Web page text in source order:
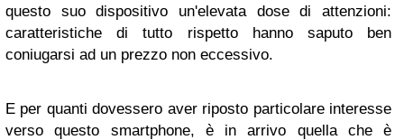
questo suo dispositivo un'elevata dose di attenzioni:
caratteristiche di tutto rispetto hanno saputo ben
coniugarsi ad un prezzo non eccessivo.
E per quanti dovessero aver riposto particolare interesse
verso questo smartphone, è in arrivo quella che è